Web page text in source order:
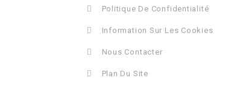
Politique De Confidentialité
Information Sur Les Cookies
Nous Contacter
Plan Du Site